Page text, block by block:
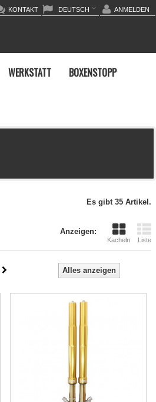
ANMELDEN
DEUTSCH
KONTAKT
WERKSTATT BOXENSTOPP
Es gibt 35 Artikel.
Anzeigen:
Kacheln Liste
Alles anzeigen